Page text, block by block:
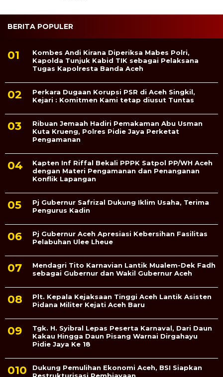
BERITA POPULER
Kombes Andi Kirana Diperiksa Mabes Polri,
Kapolda Tunjuk Kabid TIK sebagai Pelaksana
Tugas Kapolresta Banda Aceh
Perkara Dugaan Korupsi PSR di Aceh Singkil,
Kejari : Komitmen Kami tetap diusut Tuntas
Ribuan Jemaah Hadiri Pemakaman Abu Usman
Kuta Krueng, Polres Pidie Jaya Perketat
Pengamanan
Kapten Inf Riffal Bekali PPPK Satpol PP/WH Aceh
dengan Materi Pengamanan dan Penanganan
Konflik Lapangan
Pj Gubernur Safrizal Dukung Iklim Usaha, Terima
Pengurus Kadin
Pj Gubernur Aceh Apresiasi Kebersihan Fasilitas
Pelabuhan Ulee Lheue
Mendagri Tito Karnavian Lantik Mualem-Dek Fadh
sebagai Gubernur dan Wakil Gubernur Aceh
Plt. Kepala Kejaksaan Tinggi Aceh Lantik Asisten
Pidana Militer Kejati Aceh Baru
Tgk. H. Syibral Lepas Peserta Karnaval, Dari Daun
Kakau Hingga Daun Pisang Warnai Dirgahayu
Pidie Jaya Ke 18
Dukung Pemulihan Ekonomi Aceh, BSI Siapkan